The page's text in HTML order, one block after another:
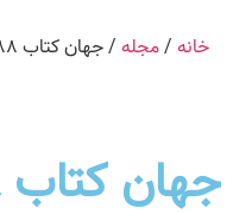
خانه / مجله / جهان کتاب ۳۸۸-۳۸۶
جهان کتاب ۳۸۸-۳۸۶